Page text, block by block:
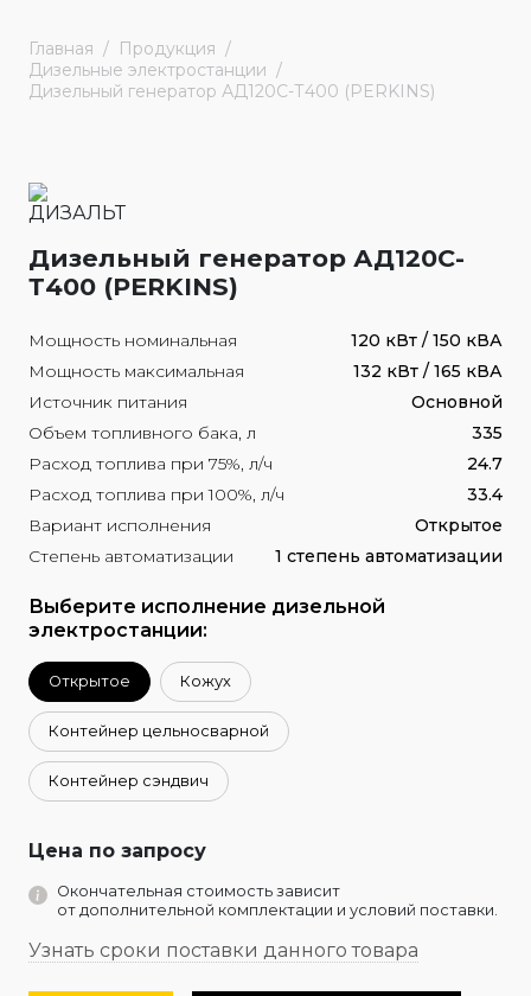
Главная
Продукция
Дизельные электростанции
Дизельный генератор АД120С-Т400 (PERKINS)
Дизельный генератор АД120С-
Т400 (PERKINS)
Мощность номинальная
120 кВт / 150 кВА
Мощность максимальная
132 кВт / 165 кВА
Источник питания
Основной
Объем топливного бака, л
335
Расход топлива при 75%, л/ч
24.7
Расход топлива при 100%, л/ч
33.4
Вариант исполнения
Открытое
Степень автоматизации
1 степень автоматизации
Выберите исполнение дизельной
электростанции:
Открытое Кожух
Контейнер цельносварной
Контейнер сэндвич
Цена по запросу
Окончательная стоимость зависит
от дополнительной комплектации и условий поставки.
Узнать сроки поставки данного товара